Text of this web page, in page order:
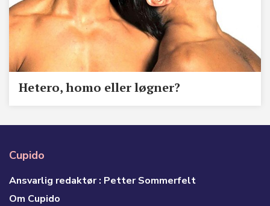
Hetero, homo eller løgner?
Cupido
Ansvarlig redaktør : Petter Sommerfelt
Om Cupido